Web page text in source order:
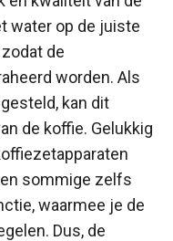
water op de juiste
de
worden. Als
kan dit
de koffie. Gelukkig
sommige zelfs
waarmee je de
Dus, de